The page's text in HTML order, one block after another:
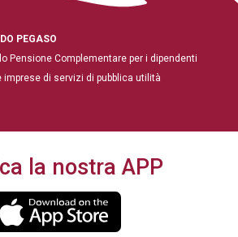
PEGASO
Pensione Complementare per i dipendenti
imprese di servizi di pubblica utilità
la nostra APP